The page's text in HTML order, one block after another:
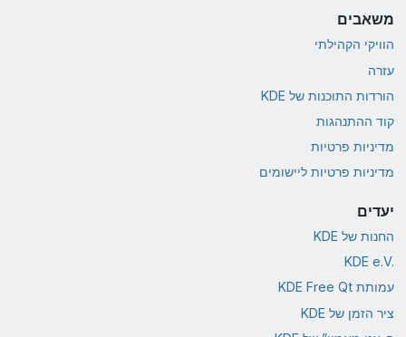
משאבים
הוויקי הקהילתי
עזרה
הורדות התוכנות של KDE
קוד ההתנהגות
מדיניות פרטיות
מדיניות פרטיות ליישומים
יעדים
החנות של KDE
KDE e.V.‎
עמותת KDE Free Qt
ציר הזמן של KDE